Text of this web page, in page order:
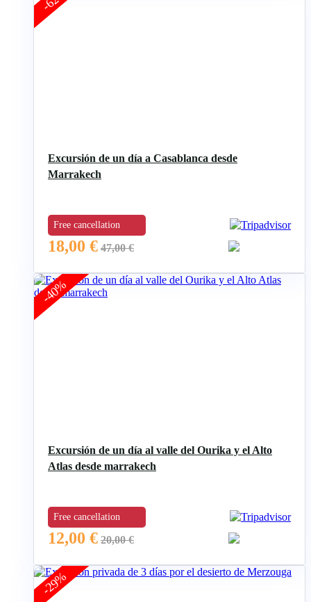
Excursión de un día a Casablanca desde
Marrakech
Free cancellation
18,00 € 47,00€
-40%
Excursión de un día al valle del Ourika y el Alto
Atlas desde marrakech
Free cancellation
12,00 € 20,00€
-29%